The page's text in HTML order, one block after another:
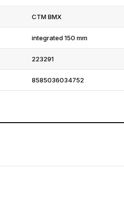
CTM BMX
integrated 150 mm
223291
8585036034752